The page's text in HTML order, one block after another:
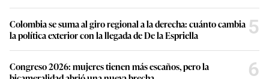
Colombia se suma al giro regional a la derecha: cuánto cambia
la política exterior con la llegada de De la Espriella
5
Congreso 2026: mujeres tienen más escaños, pero la
6